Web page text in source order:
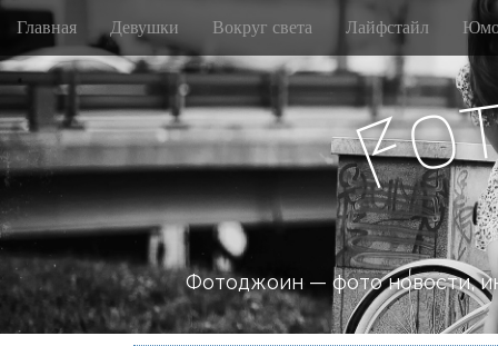
M
i
n
m
e
n
u
S
i
p
t
o
c
o
n
t
e
Главная Девушки Вокруг света Лайфстайл
Fo
Фотоджоин — фото новости,